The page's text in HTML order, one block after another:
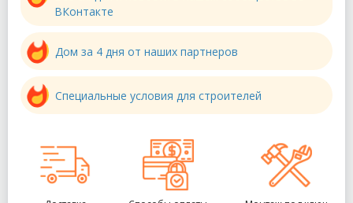
ВКонтакте
Дом за 4 дня от наших партнеров
Специальные условия для строителей